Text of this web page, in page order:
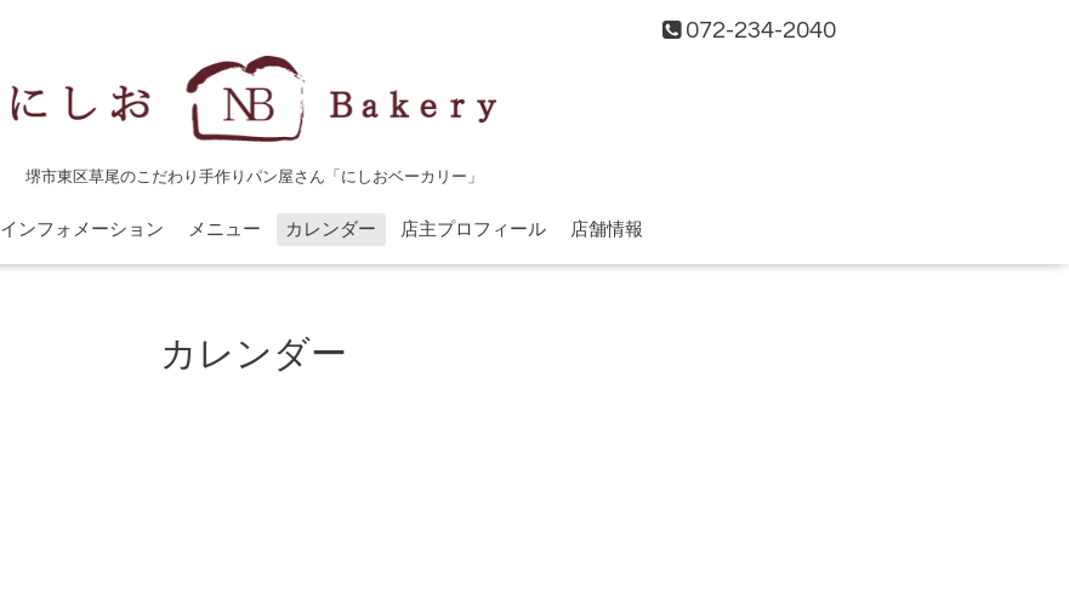
072-234-2040
堺市東区草尾のこだわり手作りパン屋さん「にしおベーカリー」
インフォメーション メニュー カレンダー 店主プロフィール 店舗情報
カレンダー